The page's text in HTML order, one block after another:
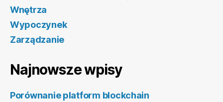
Wnętrza
Wypoczynek
Zarządzanie
Najnowsze wpisy
Porównanie platform blockchain